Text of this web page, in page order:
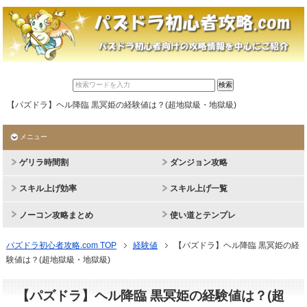
【パズドラ】ヘル降臨 黒冥姫の経験値は？(超地獄級・地獄級)
メニュー
ゲリラ時間割 ダンジョン攻略
スキル上げ効率 スキル上げ一覧
ノーコン攻略まとめ 使い道とテンプレ
パズドラ初心者攻略.com TOP 経験値
【パズドラ】ヘル降臨 黒冥姫の経
験値は？(超地獄級・地獄級)
【パズドラ】ヘル降臨 黒冥姫の経験値は？(超